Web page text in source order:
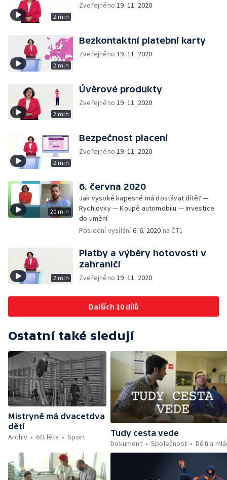
2 min
Zveřejněno19. 11. 2020
2 min
Bezkontaktní platební karty
Zveřejněno19. 11. 2020
2 min
Úvěrové produkty
Zveřejněno19. 11. 2020
2 min
Bezpečnost placení
Zveřejněno19. 11. 2020
20 min
6. června 2020
Jak vysoké kapesné má dostávat dítě? —
Rychlovky — Koupě automobilu — Investice
do umění
Poslední vysílání6. 6. 2020 na ČT1
2 min
Platby a výběry hotovosti v
zahraničí
Zveřejněno19. 11. 2020
Dalších 10 dílů
Ostatní také sledují
Mistryně má dvacetdva
dětí
Archiv
60. léta Sport
Tudy cesta vede
Dokument
Společnost Děti a